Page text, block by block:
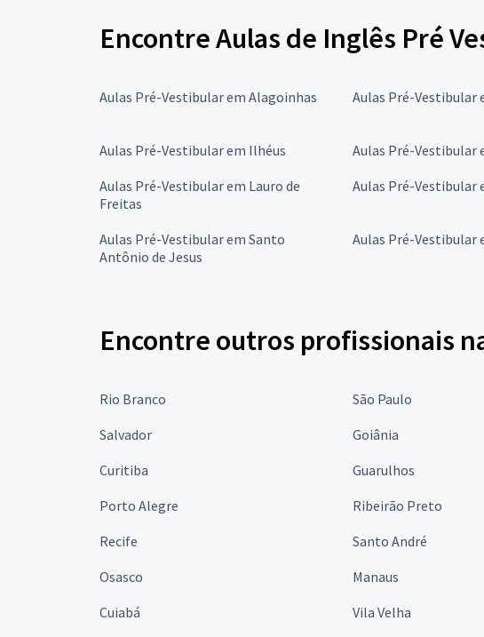
Encontre Aulas de Inglês Pré
Aulas Pré-Vestibular em Alagoinhas Aulas Pré-Vestibular
Aulas Pré-Vestibular em Ilhéus
Aulas Pré-Vestibular
Aulas Pré-Vestibular em Lauro de
Freitas
Aulas Pré-Vestibular
Aulas Pré-Vestibular em Santo
Antônio de Jesus
Aulas Pré-Vestibular
Encontre outros profissionais
Rio Branco São Paulo
Salvador
Goiânia
Curitiba
Guarulhos
Porto Alegre
Ribeirão Preto
Recife
Santo André
Osasco
Manaus
Cuiabá
Vila Velha